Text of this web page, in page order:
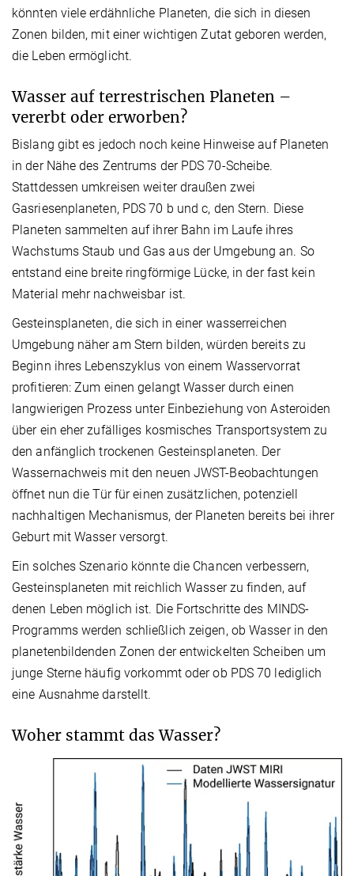
könnten viele erdähnliche Planeten, die sich in diesen
Zonen bilden, mit einer wichtigen Zutat geboren werden,
die Leben ermöglicht.
Wasser auf terrestrischen Planeten –
vererbt oder erworben?
Bislang gibt es jedoch noch keine Hinweise auf Planeten
in der Nähe des Zentrums der PDS 70-Scheibe.
Stattdessen umkreisen weiter draußen zwei
Gasriesenplaneten, PDS 70 b und c, den Stern. Diese
Planeten sammelten auf ihrer Bahn im Laufe ihres
Wachstums Staub und Gas aus der Umgebung an. So
entstand eine breite ringförmige Lücke, in der fast kein
Material mehr nachweisbar ist.
Gesteinsplaneten, die sich in einer wasserreichen
Umgebung näher am Stern bilden, würden bereits zu
Beginn ihres Lebenszyklus von einem Wasservorrat
profitieren: Zum einen gelangt Wasser durch einen
langwierigen Prozess unter Einbeziehung von Asteroiden
über ein eher zufälliges kosmisches Transportsystem zu
den anfänglich trockenen Gesteinsplaneten. Der
Wassernachweis mit den neuen JWST-Beobachtungen
öffnet nun die Tür für einen zusätzlichen, potenziell
nachhaltigen Mechanismus, der Planeten bereits bei ihrer
Geburt mit Wasser versorgt.
Ein solches Szenario könnte die Chancen verbessern,
Gesteinsplaneten mit reichlich Wasser zu finden, auf
denen Leben möglich ist. Die Fortschritte des MINDS-
Programms werden schließlich zeigen, ob Wasser in den
planetenbildenden Zonen der entwickelten Scheiben um
junge Sterne häufig vorkommt oder ob PDS 70 lediglich
eine Ausnahme darstellt.
Woher stammt das Wasser?